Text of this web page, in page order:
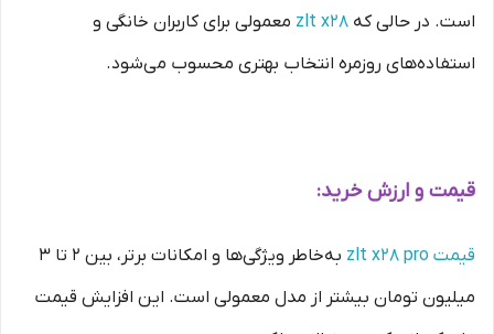
است. در حالی که
معمولی برای کاربران خانگی و
استفاده‌های روزمره انتخاب بهتری محسوب می‌شود.
قیمت و ارزش خرید:
قیمت zlt x28 pro
به‌خاطر ویژگی‌ها و امکانات برتر، بین ۲ تا ۳
میلیون تومان بیشتر از مدل معمولی است. این افزایش قیمت